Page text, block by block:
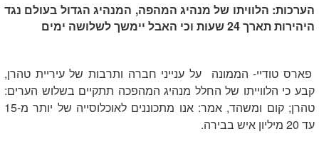
הערכות: הלוויתו של מנהיג המהפה, המנהיג הגדול בעולם נגד
היהירות תארך 24 שעות וכי האבל יימשך לשלושה ימים
פארס טודיי- הממונה על ענייני חברה ותרבות של עיריית טהרן,
קבע כי הלווייתו של החלל מנהיג המהפכה תתקיים בשלוש הערים:
טהרן; קום ומשהד, אמר: אנו מתכוננים לאוכלוסייה של יותר מ-15
עד 20 מיליון איש בבירה.